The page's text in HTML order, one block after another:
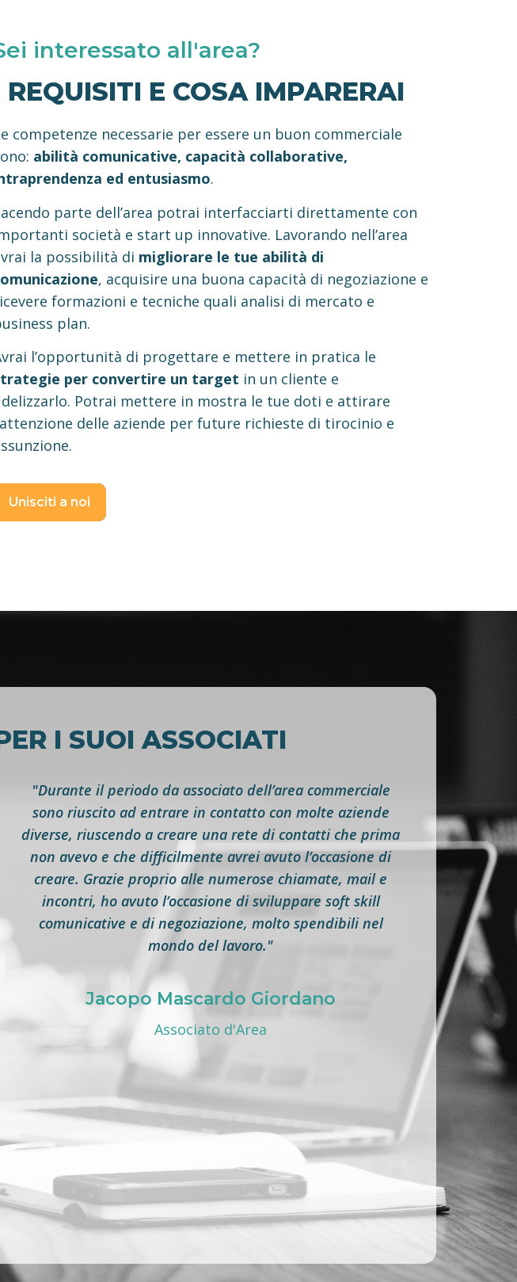
interessato all'area?
REQUISITI E COSA IMPARERAI
competenze necessarie per essere un buon commerciale
abilità comunicative, capacità collaborative,
ed entusiasmo.
parte dell’area potrai interfacciarti direttamente con
società e start up innovative. Lavorando nell’area
la possibilità di migliorare le tue abilità di
, acquisire una buona capacità di negoziazione e
formazioni e tecniche quali analisi di mercato e
plan.
l’opportunità di progettare e mettere in pratica le
per convertire un target in un cliente e
Potrai mettere in mostra le tue doti e attirare
delle aziende per future richieste di tirocinio e
Unisciti a noi
I SUOI ASSOCIATI
"Durante il periodo da associato dell’area commerciale
sono riuscito ad entrare in contatto con molte aziende
diverse, riuscendo a creare una rete di contatti che prima
non avevo e che difficilmente avrei avuto l’occasione di
creare. Grazie proprio alle numerose chiamate, mail e
incontri, ho avuto l’occasione di sviluppare soft skill
comunicative e di negoziazione, molto spendibili nel
mondo del lavoro."
Jacopo Mascardo Giordano
Associato d'Area